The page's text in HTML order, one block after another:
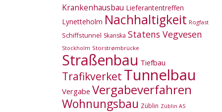
Krankenhausbau Lieferantentreffen
Lynetteholm Nachhaltigkeit Rogfast
Schiffstunnel Skanska Statens Vegvesen
Stockholm Storstrømbrücke
Straßenbau Tiefbau
Trafikverket Tunnelbau
Vergabe Vergabeverfahren
Wohnungsbau Züblin Züblin AS